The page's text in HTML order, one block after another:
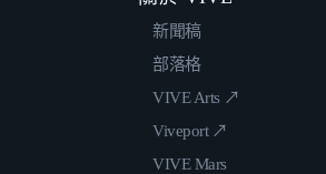
新聞稿
部落格
VIVE Arts ↗
Viveport ↗
VIVE Mars